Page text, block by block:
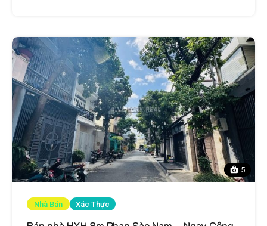
5
Nhà Bán Xác Thực